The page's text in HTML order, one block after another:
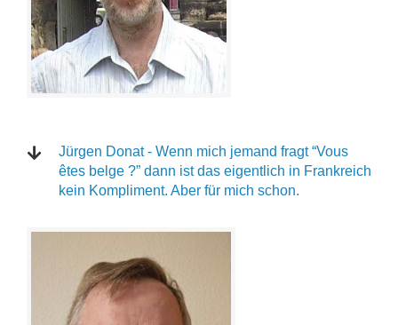
Jürgen Donat - Wenn mich jemand fragt “Vous
êtes belge ?” dann ist das eigentlich in Frankreich
kein Kompliment. Aber für mich schon.